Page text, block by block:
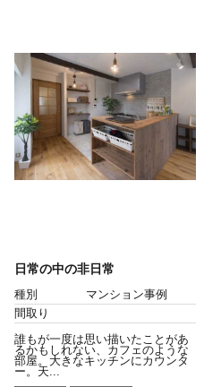
日常の中の非日常
種別
マンション事例
間取り
誰もが一度は思い描いたことがあ
るかもしれない、カフェのような
部屋。大きなキッチンにカウンタ
ー。天...